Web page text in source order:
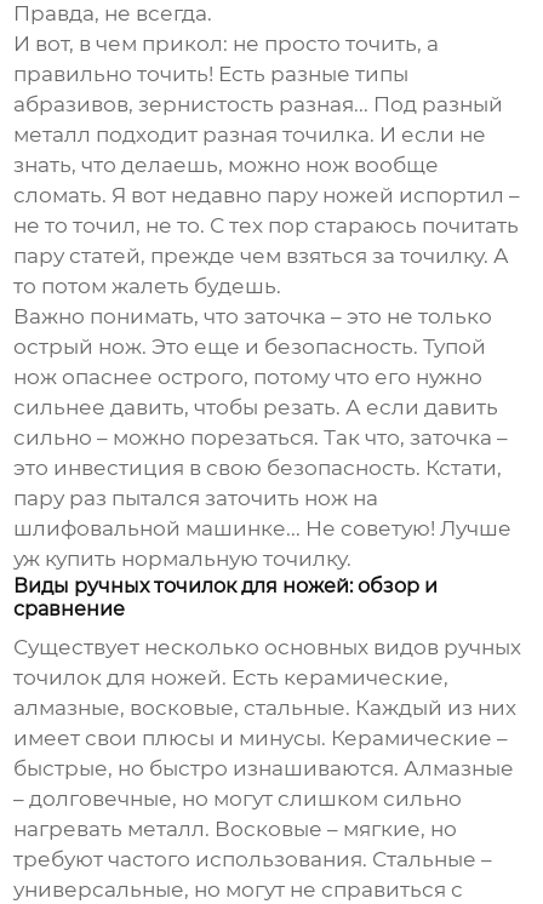
Правда, не всегда.
И вот, в чем прикол: не просто точить, а
правильно точить! Есть разные типы
абразивов, зернистость разная... Под разный
металл подходит разная точилка. И если не
знать, что делаешь, можно нож вообще
сломать. Я вот недавно пару ножей испортил –
не то точил, не то. С тех пор стараюсь почитать
пару статей, прежде чем взяться за точилку. А
то потом жалеть будешь.
Важно понимать, что заточка – это не только
острый нож. Это еще и безопасность. Тупой
нож опаснее острого, потому что его нужно
сильнее давить, чтобы резать. А если давить
сильно – можно порезаться. Так что, заточка –
это инвестиция в свою безопасность. Кстати,
пару раз пытался заточить нож на
шлифовальной машинке... Не советую! Лучше
уж купить нормальную точилку.
Виды ручных точилок для ножей: обзор и
сравнение
Существует несколько основных видов ручных
точилок для ножей. Есть керамические,
алмазные, восковые, стальные. Каждый из них
имеет свои плюсы и минусы. Керамические –
быстрые, но быстро изнашиваются. Алмазные
– долговечные, но могут слишком сильно
нагревать металл. Восковые – мягкие, но
требуют частого использования. Стальные –
универсальные, но могут не справиться с